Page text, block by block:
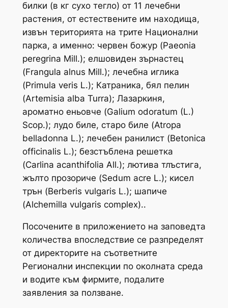
билки (в кг сухо тегло) от 11 лечебни
растения, от естествените им находища,
извън територията на трите Национални
парка, а именно: червен божур (Paeonia
peregrina Mill.); елшовиден зърнастец
(Frangula alnus Mill.); лечебна иглика
(Primula veris L.); Катраника, бял пелин
(Artemisia alba Turra); Лазаркиня,
ароматно еньовче (Galium odoratum (L.)
Scop.); лудо биле, старо биле (Atropa
belladonna L.); лечебен ранилист(Betonica
officinalis L.); безстъблена решетка
(Carlina acanthifolia All.); лютива тлъстига,
жълто прозориче (Sedum acre L.); кисел
трън (Berberis vulgaris L.); шапиче
(Alchemilla vulgaris complex)..
Посочените в приложението на заповедта
количества впоследствие се разпределят
от директорите на съответните
Регионални инспекции по околната среда
и водите към фирмите, подалите
заявления за ползване.